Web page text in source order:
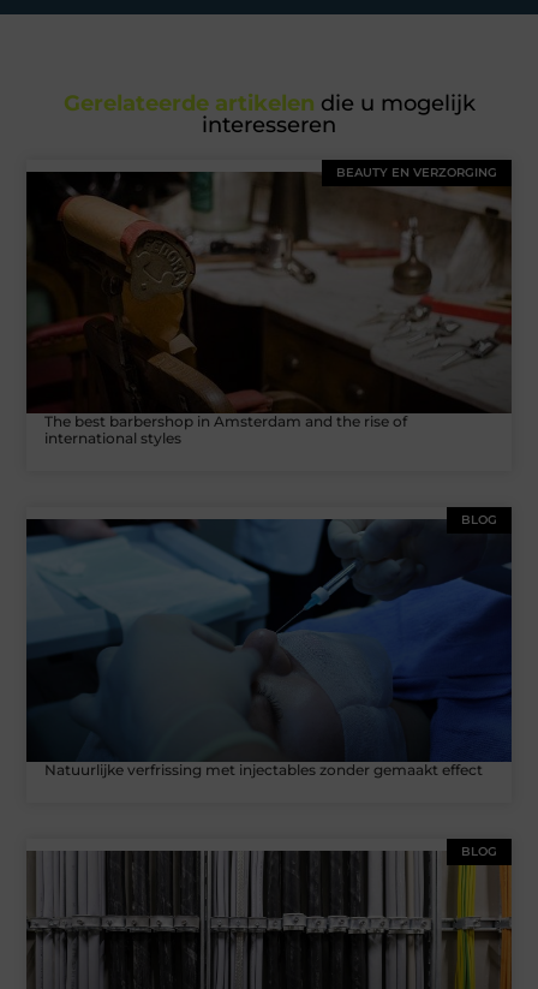
Gerelateerde artikelen die u mogelijk
interesseren
BEAUTY EN VERZORGING
The best barbershop in Amsterdam and the rise of
international styles
BLOG
Natuurlijke verfrissing met injectables zonder gemaakt effect
BLOG